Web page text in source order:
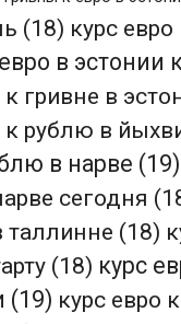
(18) курс
в эстонии
к гривне в
к рублю в
в нарве (19)
сегодня
таллинне (18)
(18) курс
(19) курс евро